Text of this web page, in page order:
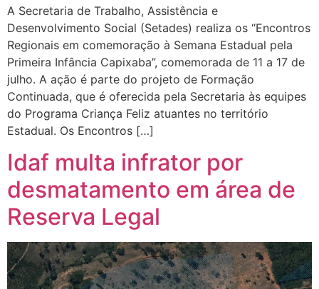
A Secretaria de Trabalho, Assistência e
Desenvolvimento Social (Setades) realiza os “Encontros
Regionais em comemoração à Semana Estadual pela
Primeira Infância Capixaba”, comemorada de 11 a 17 de
julho. A ação é parte do projeto de Formação
Continuada, que é oferecida pela Secretaria às equipes
do Programa Criança Feliz atuantes no território
Estadual. Os Encontros […]
Idaf multa infrator por
desmatamento em área de
Reserva Legal